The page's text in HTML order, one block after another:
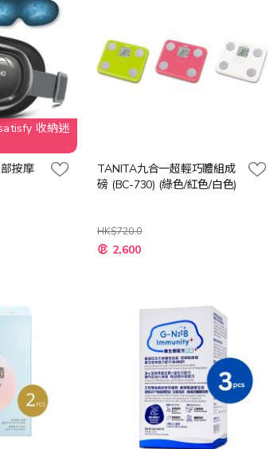
收納迷
按摩
TANITA九合一超輕巧體組成
磅 (BC-730) (綠色/紅色/白色)
HK$720.0
2,600